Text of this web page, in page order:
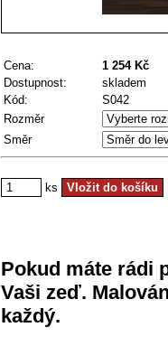
Cena:
1 254 Kč
Dostupnost:
skladem
Kód:
S042
Rozměr
Směr
ks
Pokud máte rádi
Vaši zeď.
každý.